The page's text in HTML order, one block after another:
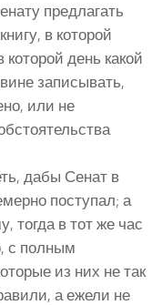
предлагать
в которой
день какой
записывать,
или не
дабы Сенат в
поступал; а
тогда в тот же час
с полным
из них не так
а ежели не